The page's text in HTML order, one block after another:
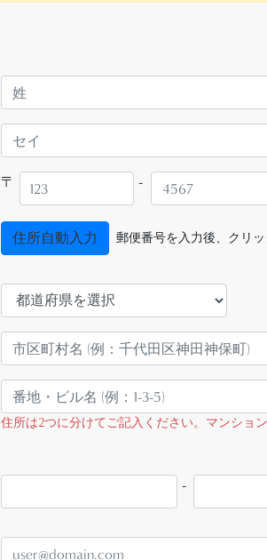
〒 -
住所自動入力 郵便番号を入力後、クリッ
住所は2つに分けてご記入ください。マンショ
-